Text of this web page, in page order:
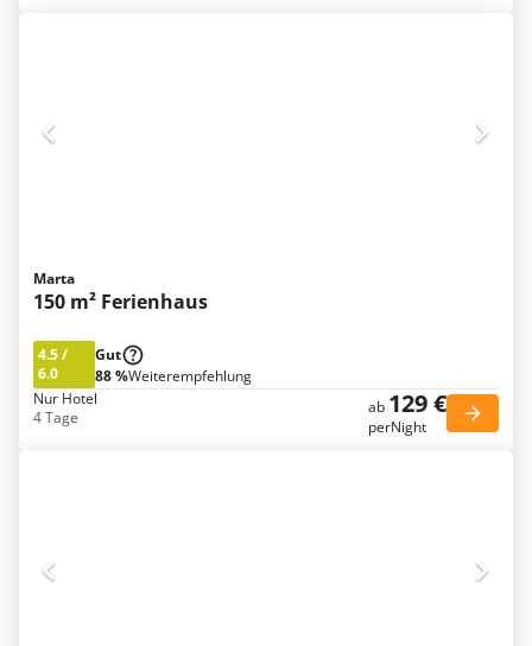
Marta
150 m² Ferienhaus
4.5/
6.0
Gut
88 %Weiterempfehlung
Nur Hotel
4 Tage
ab 129 €
perNight